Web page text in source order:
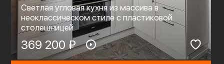
Светлая угловая кухня из массива в
неоклассическом стиле с пластиковой
столешницей
369 200 ₽